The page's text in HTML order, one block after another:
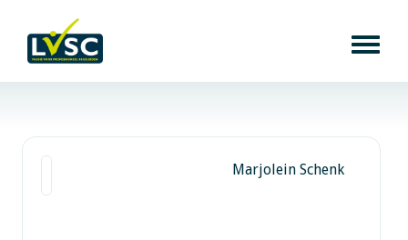
Marjolein Schenk